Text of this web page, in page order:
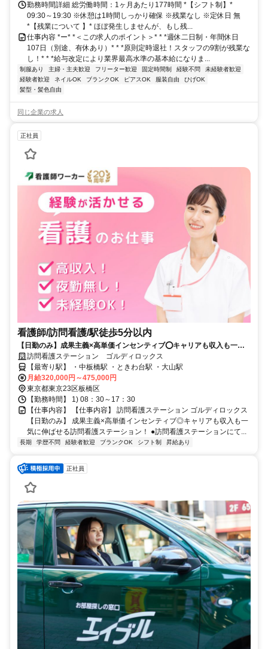
勤務時間詳細 総労働時間：1ヶ月あたり177時間 *【シフト制】*
09:30～19:30 ※休憩は1時間しっかり確保 ※残業なし ※定休日 無
*【残業について 】* ほぼ発生しませんが、もし残...
仕事内容 *ー* *＜この求人のポイント＞* * *週休二日制・年間休日
107日（別途、有休あり）* * *原則定時退社！スタッフの9割が残業な
し！* * *給与改定により業界最高水準の基本給になりま...
制服あり 主婦・主夫歓迎 フリーター歓迎 固定時間制 経験不問
未経験者歓迎
経験者歓迎
ネイルOK ブランクOK ピアスOK 服装自由
ひげOK
髪型・髪色自由
同じ企業の求人
正社員
看護師/訪問看護/駅徒歩5分以内
【日勤のみ】成果主義×高単価インセンティブ⭕キャリアも収入も一気
に伸ばせる訪問看護ステーション❗️
訪問看護ステーション ゴルディロックス
【最寄り駅】 ・中板橋駅 ・ときわ台駅 ・大山駅
月給320,000円～475,000円
東京都東京23区板橋区
【勤務時間】 1) 08：30～17：30
【仕事内容】 【仕事内容】 訪問看護ステーション ゴルディロックス
【日勤のみ】 成果主義×高単価インセンティブ◎キャリアも収入も一
気に伸ばせる訪問看護ステーション！ ●訪問看護ステーションにて...
長期 学歴不問 経験者歓迎 ブランクOK シフト制 昇給あり
正社員